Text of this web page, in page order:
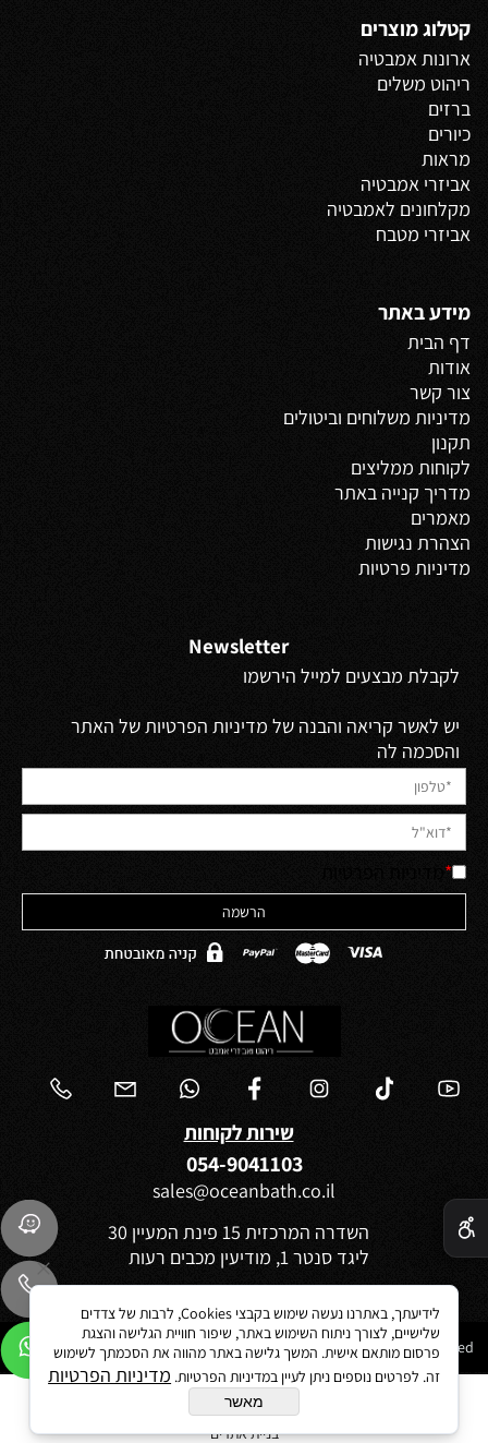
קטלוג מוצרים
ארונות אמבטיה
ריהוט משלים
ברזים
כיורים
מראות
אביזרי אמבטיה
מקלחונים לאמבטיה
אביזרי מטבח
מידע באתר
דף הבית
אודות
צור קשר
מדיניות משלוחים וביטולים
תקנון
לקוחות ממליצים
מדריך קנייה באתר
מאמרים
הצהרת נגישות
מדיניות פרטיות
Newsletter
לקבלת מבצעים למייל הירשמו
יש לאשר קריאה והבנה של מדיניות הפרטיות של האתר
והסכמה לה
*
שירות לקוחות
054-9041103
sales@oceanbath.co.il
השדרה המרכזית 15 פינת המעיין 30
ליגד סנטר 1, מודיעין מכבים רעות
בניית אתרים
לידיעתך, באתרנו נעשה שימוש בקבצי Cookies, לרבות של צדדים
שלישיים, לצורך ניתוח השימוש באתר, שיפור חוויית הגלישה והצגת
פרסום מותאם אישית. המשך גלישה באתר מהווה את הסכמתך לשימוש
זה. לפרטים נוספים ניתן לעיין במדיניות הפרטיות. מדיניות הפרטיות
מאשר